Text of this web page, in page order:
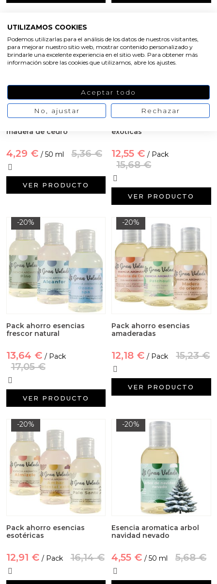
madera de cedro
4,29 € / 50 ml 5,36 €
VER PRODUCTO
exoticas
12,55 € / Pack
15,68 €
VER PRODUCTO
-20%
Pack ahorro esencias
frescor natural
13,64 € / Pack
17,05 €
VER PRODUCTO
-20%
Pack ahorro esencias
amaderadas
12,18 € / Pack 15,23 €
VER PRODUCTO
-20%
Pack ahorro esencias
esotéricas
12,91 € / Pack 16,14 €
-20%
Esencia aromatica arbol
navidad nevado
4,55 € / 50 ml 5,68 €
UTILIZAMOS COOKIES
Podemos utilizarlas para el análisis de los datos de nuestros visitantes,
para mejorar nuestro sitio web, mostrar contenido personalizado y
brindarle una excelente experiencia en el sitio web. Para obtener más
información sobre las cookies que utilizamos, abre los ajustes.
Aceptar todo
No, ajustar Rechazar